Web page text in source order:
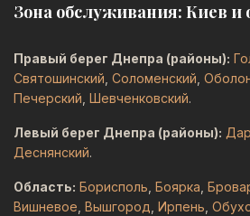
Зона обслуживания: Киев и
Правый берег Днепра (районы):
Святошинский Соломенский
Печерский Шевченковский.
Левый берег Днепра (районы):
Деснянский.
Область: Борисполь Боярка
Вишневое Вышгород Ирпень